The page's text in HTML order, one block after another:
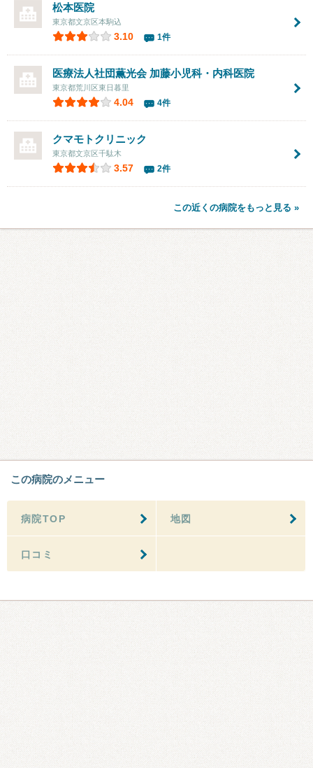
松本医院
東京都文京区本駒込
3.10 1件
医療法人社団薫光会 加藤小児科・内科医院
東京都荒川区東日暮里
4.04 4件
クマモトクリニック
東京都文京区千駄木
3.57 2件
この近くの病院をもっと見る »
この病院のメニュー
病院TOP 地図
口コミ